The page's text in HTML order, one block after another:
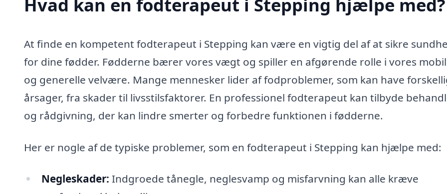
At finde en kompetent fodterapeut i Stepping kan være en vigtig del af at sikre
for dine fødder. Fødderne bærer vores vægt og spiller en afgørende rolle i vores
og generelle velvære. Mange mennesker lider af fodproblemer, som kan have
årsager, fra skader til livsstilsfaktorer. En professionel fodterapeut kan tilbyde
og rådgivning, der kan lindre smerter og forbedre funktionen i fødderne.
Her er nogle af de typiske problemer, som en fodterapeut i Stepping kan hjælpe med:
Negleskader: Indgroede tånegle, neglesvamp og misfarvning kan alle kræve